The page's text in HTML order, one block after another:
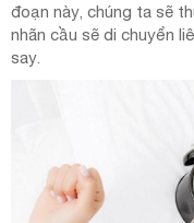
đoạn này, chúng ta sẽ
nhãn cầu sẽ di chuyển
say.